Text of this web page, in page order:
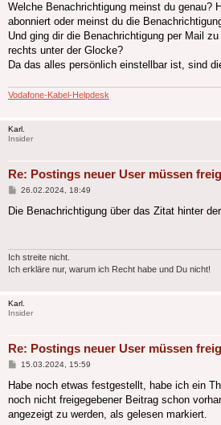
Welche Benachrichtigung meinst du genau?
abonniert oder meinst du die
Und ging dir die Benachrichtigung per Mail
rechts unter der Glocke?
Da das alles persönlich einstellbar ist, sind
Vodafone-Kabel-Helpdesk
Karl.
Insider
Re: Postings neuer User müssen
Beitrag
26.02.2024, 18:49
Die Benachrichtigung über das Zitat hinter
Ich streite nicht.
Ich erkläre nur, warum ich Recht habe und Du nicht!
Karl.
Insider
Re: Postings neuer User müssen
Beitrag
15.03.2024, 15:59
Habe noch etwas festgestellt, habe ich ein
noch nicht freigegebener Beitrag schon
angezeigt zu werden, als gelesen markiert.